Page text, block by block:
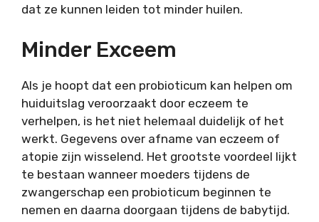
dat ze kunnen leiden tot minder huilen.
Minder Exceem
Als je hoopt dat een probioticum kan helpen om
huiduitslag veroorzaakt door eczeem te
verhelpen, is het niet helemaal duidelijk of het
werkt. Gegevens over afname van eczeem of
atopie zijn wisselend. Het grootste voordeel lijkt
te bestaan wanneer moeders tijdens de
zwangerschap een probioticum beginnen te
nemen en daarna doorgaan tijdens de babytijd.